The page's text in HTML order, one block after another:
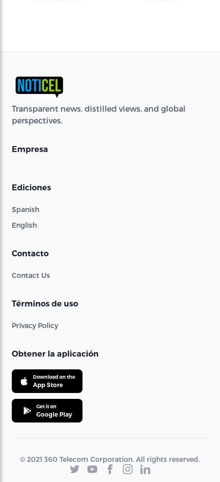
Transparent news, distilled views, and global
perspectives.
Empresa
Ediciones
Spanish
English
Contacto
Contact Us
Términos de uso
Privacy Policy
Obtener la aplicación
Download on the
App Store
Get it on
Google Play
© 2021 360 Telecom Corporation. All rights reserved.